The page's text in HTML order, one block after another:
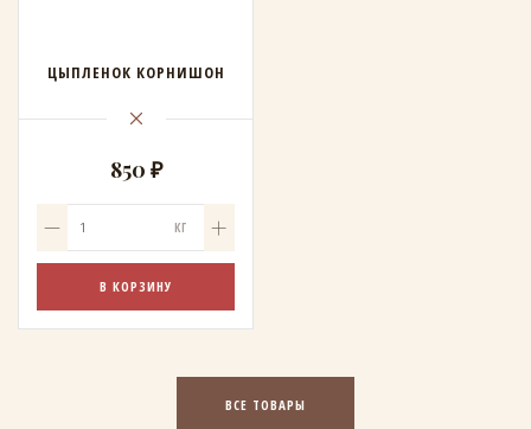
ЦЫПЛЕНОК КОРНИШОН
850 ₽
КГ
В КОРЗИНУ
ВСЕ ТОВАРЫ